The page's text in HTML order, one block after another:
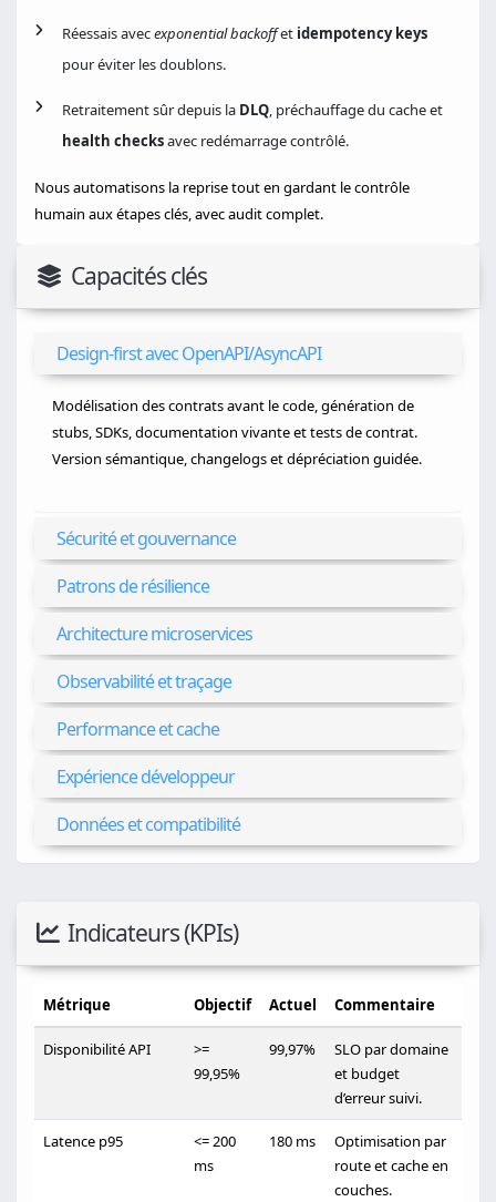
Réessais avecexponential backoffet idempotency keys
pour éviter les doublons.
Retraitement sûr depuis la DLQ, préchauffage du cache et
health checksavec redémarrage contrôlé.
Nous automatisons la reprise tout en gardant le contrôle
humain aux étapes clés, avec audit complet.
Capacités clés
Design-first avec OpenAPI/AsyncAPI
Modélisation des contrats avant le code, génération de
stubs, SDKs, documentation vivante et tests de contrat.
Version sémantique, changelogs et dépréciation guidée.
Sécurité et gouvernance
Patrons de résilience
Architecture microservices
Observabilité et traçage
Performance et cache
Expérience développeur
Données et compatibilité
Indicateurs (KPIs)
Métrique Objectif Actuel Commentaire
Disponibilité API
>=
99,95%
99,97%
SLO par domaine
et budget
d’erreur suivi.
Latence p95
<= 200
ms
180 ms
Optimisation par
route et cache en
couches.